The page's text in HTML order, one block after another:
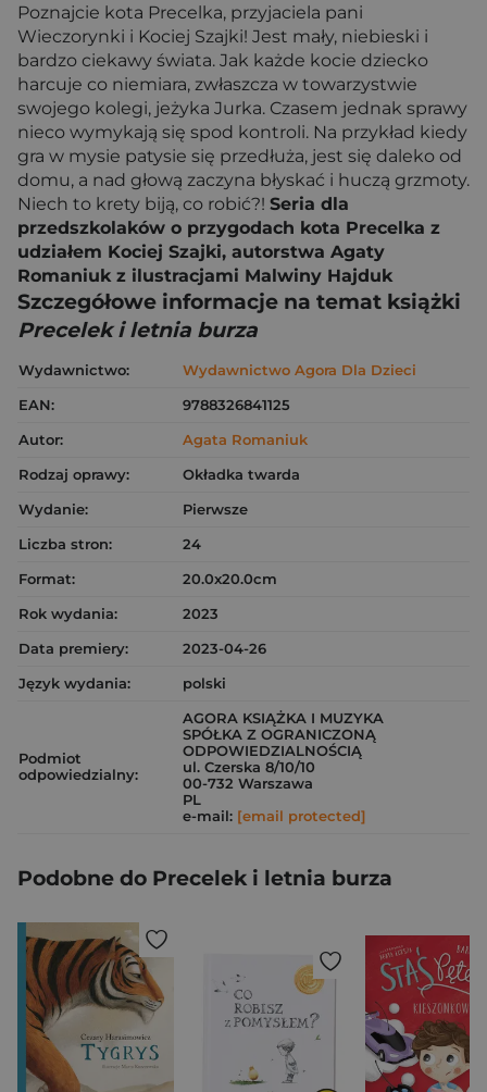
Poznajcie kota Precelka, przyjaciela pani
Wieczorynki i Kociej Szajki! Jest mały, niebieski i
bardzo ciekawy świata. Jak każde kocie dziecko
harcuje co niemiara, zwłaszcza w towarzystwie
swojego kolegi, jeżyka Jurka. Czasem jednak sprawy
nieco wymykają się spod kontroli. Na przykład kiedy
gra w mysie patysie się przedłuża, jest się daleko od
domu, a nad głową zaczyna błyskać i huczą grzmoty.
Niech to krety biją, co robić?! Seria dla
przedszkolaków o przygodach kota Precelka z
udziałem Kociej Szajki, autorstwa Agaty
Romaniuk z ilustracjami Malwiny Hajduk
Szczegółowe informacje na temat książki
Precelek i letnia burza
Wydawnictwo:
Wydawnictwo Agora Dla Dzieci
EAN:
9788326841125
Autor:
Agata Romaniuk
Rodzaj oprawy:
Okładka twarda
Wydanie:
Pierwsze
Liczba stron:
24
Format:
20.0x20.0cm
Rok wydania:
2023
Data premiery:
2023-04-26
Język wydania:
polski
Podmiot
odpowiedzialny:
AGORA KSIĄŻKA I MUZYKA
SPÓŁKA Z OGRANICZONĄ
ODPOWIEDZIALNOŚCIĄ
ul. Czerska 8/10/10
00-732 Warszawa
PL
e-mail: [email protected]
Podobne do Precelek i letnia burza